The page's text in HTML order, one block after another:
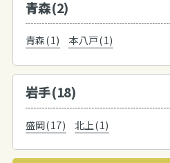
青森(2)
青森(1) 本八戸(1)
岩手(18)
盛岡(17) 北上(1)